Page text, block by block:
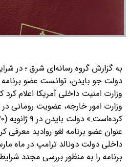
به گزارش گروه رسانه‌ای شرق ؛ در
دولت جو بایدن، توانست عضو برنامه
وزارت امنیت داخلی آمریکا اعلام
وزارت امور خارجه، عضویت رومانی در
کرده‌است.»
عنوان عضو برنامه لغو روادید معرفی
داخلی دولت دونالد ترامپ در ماه
برنامه را به منظور بررسی مجدد